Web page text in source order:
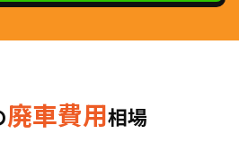
廃車費用相場